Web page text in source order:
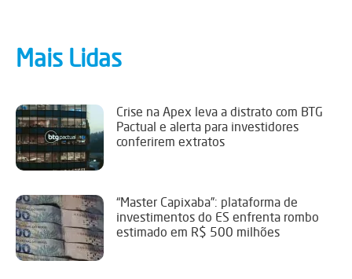
Mais Lidas
Crise na Apex leva a distrato com BTG
Pactual e alerta para investidores
conferirem extratos
“Master Capixaba”: plataforma de
investimentos do ES enfrenta rombo
estimado em R$ 500 milhões